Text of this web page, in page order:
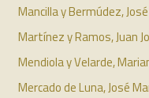
Mancilla y Bermúdez,
Martínez y Ramos, Juan
Mendiola y Velarde,
Mercado de Luna, José